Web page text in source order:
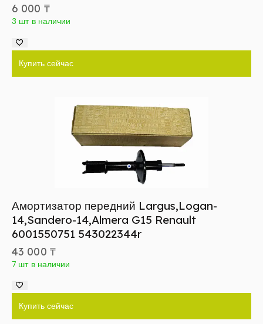
6 000 ₸
3 шт в наличии
Купить сейчас
Амортизатор передний Largus,Logan-
14,Sandero-14,Almera G15 Renault
6001550751 543022344r
43 000 ₸
7 шт в наличии
Купить сейчас